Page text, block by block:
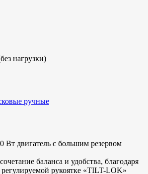
нагрузки)
ручные
Вт двигатель с большим резервом
баланса и удобства, благодаря
рукоятке «TILT-LOK»